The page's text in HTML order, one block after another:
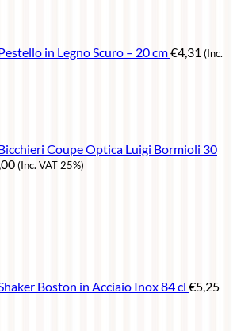
in Legno Scuro – 20 cm€4,31 (Inc.
Coupe Optica Luigi Bormioli 30
(Inc. VAT 25%)
Boston in Acciaio Inox 84 cl €5,25